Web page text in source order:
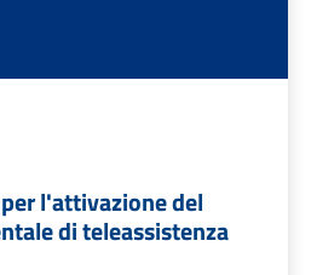
l'attivazione del
di teleassistenza